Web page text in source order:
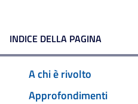
INDICE DELLA PAGINA
A chi è rivolto
Approfondimenti